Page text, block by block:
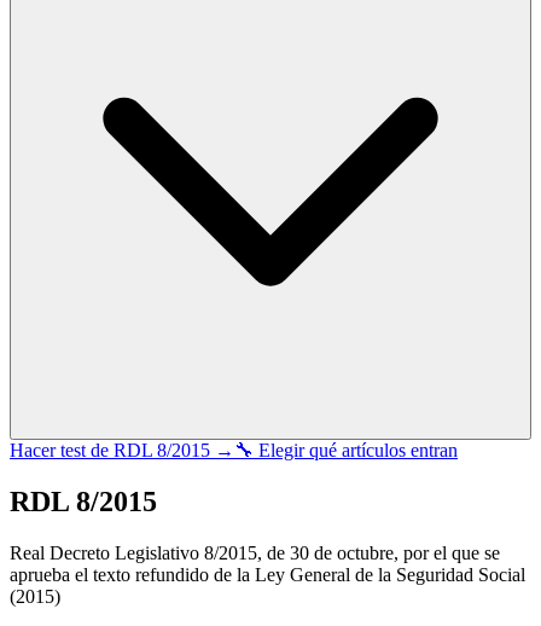
Hacer test de RDL 8/2015 → 🔧 Elegir qué artículos entran
RDL 8/2015
Real Decreto Legislativo 8/2015, de 30 de octubre, por el que se
aprueba el texto refundido de la Ley General de la Seguridad Social
(2015)